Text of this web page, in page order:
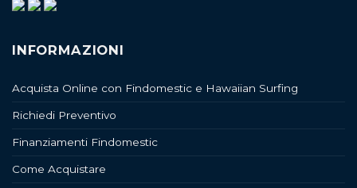
INFORMAZIONI
Acquista Online con Findomestic e Hawaiian Surfing
Richiedi Preventivo
Finanziamenti Findomestic
Come Acquistare